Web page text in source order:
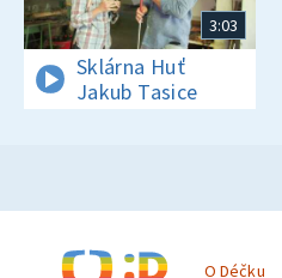
3:03
Sklárna Huť
Jakub Tasice
O Déčku